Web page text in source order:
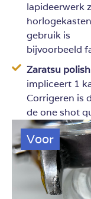
lapideerwerk
gebruik is
bijvoorbeeld
Zaratsu
impliceert 1
Corrigeren is
de one shot
Voor